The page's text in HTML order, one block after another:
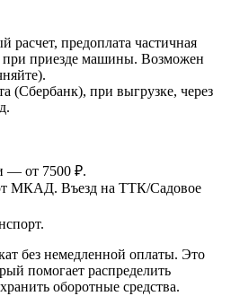
предоплата частичная
при приезде машины. Возможен
(Сбербанк), при выгрузке, через
— от 7500 ₽.
МКАД. Въезд на ТТК/Садовое
без немедленной оплаты. Это
помогает распределить
оборотные средства.